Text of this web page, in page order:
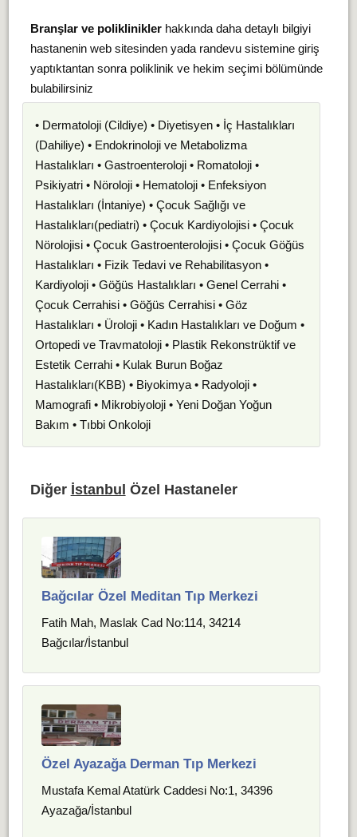
Branşlar ve polikliniklerhakkında daha detaylı bilgiyi
hastanenin web sitesinden yada randevu sistemine giriş
yaptıktantan sonra poliklinik ve hekim seçimi bölümünde
bulabilirsiniz
• Dermatoloji (Cildiye) • Diyetisyen • İç Hastalıkları
(Dahiliye) • Endokrinoloji ve Metabolizma
Hastalıkları • Gastroenteroloji • Romatoloji •
Psikiyatri • Nöroloji • Hematoloji • Enfeksiyon
Hastalıkları (İntaniye) • Çocuk Sağlığı ve
Hastalıkları(pediatri) • Çocuk Kardiyolojisi • Çocuk
Nörolojisi • Çocuk Gastroenterolojisi • Çocuk Göğüs
Hastalıkları • Fizik Tedavi ve Rehabilitasyon •
Kardiyoloji • Göğüs Hastalıkları • Genel Cerrahi •
Çocuk Cerrahisi • Göğüs Cerrahisi • Göz
Hastalıkları • Üroloji • Kadın Hastalıkları ve Doğum •
Ortopedi ve Travmatoloji • Plastik Rekonstrüktif ve
Estetik Cerrahi • Kulak Burun Boğaz
Hastalıkları(KBB) • Biyokimya • Radyoloji •
Mamografi • Mikrobiyoloji • Yeni Doğan Yoğun
Bakım • Tıbbi Onkoloji
Diğer İstanbul Özel Hastaneler
Bağcılar Özel Meditan Tıp Merkezi
Fatih Mah, Maslak Cad No:114, 34214
Bağcılar/İstanbul
Özel Ayazağa Derman Tıp Merkezi
Mustafa Kemal Atatürk Caddesi No:1, 34396
Ayazağa/İstanbul